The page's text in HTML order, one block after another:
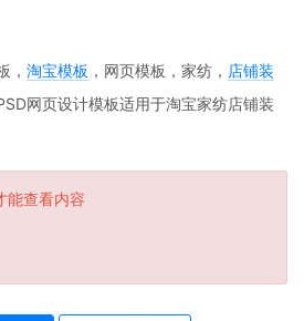
， 淘宝模板 ，网页模板，家纺， 店铺装
网页设计模板适用于淘宝家纺店铺装
能查看内容